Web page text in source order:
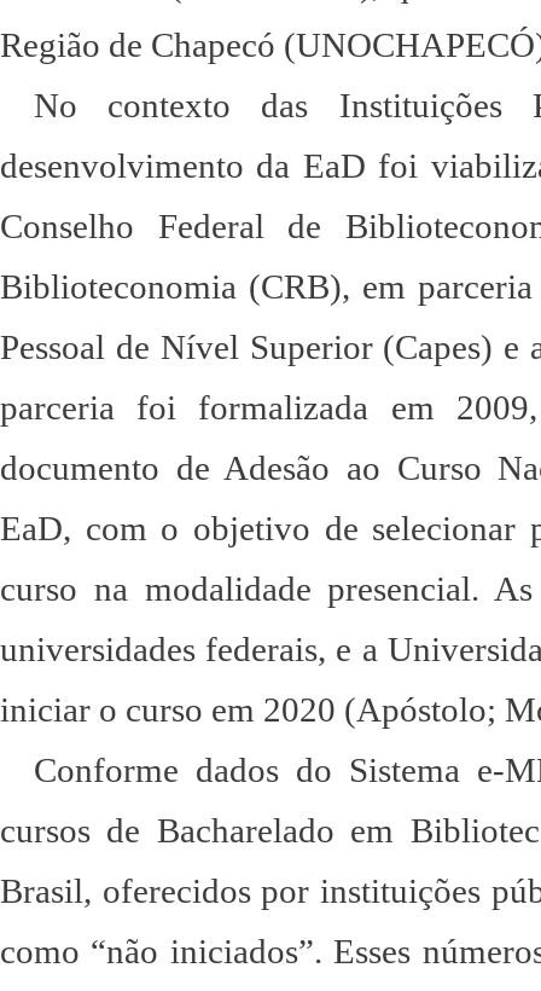
Região de Chapecó
No contexto das Instituições
desenvolvimento da EaD foi
Conselho Federal de
Biblioteconomia (CRB), em
Pessoal de Nível Superior (Capes)
parceria foi formalizada em
documento de Adesão ao Curso
EaD, com o objetivo de selecionar
curso na modalidade presencial.
universidades federais, e a
iniciar o curso em 2020 (Apóstolo;
Conforme dados do Sistema e-
cursos de Bacharelado em
Brasil, oferecidos por instituições
como “não iniciados”. Esses